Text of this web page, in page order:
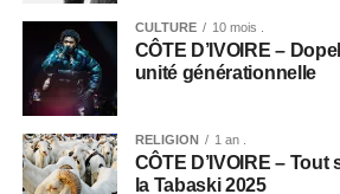
CULTURE 10 mois .
CÔTE D’IVOIRE –
unité générationnelle
RELIGION 1 an .
CÔTE D’IVOIRE –
la Tabaski 2025